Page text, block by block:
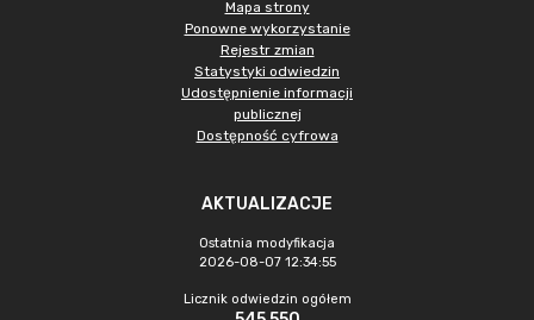
Mapa strony
Ponowne wykorzystanie
Rejestr zmian
Statystyki odwiedzin
Udostępnienie informacji
publicznej
Dostępność cyfrowa
AKTUALIZACJE
Ostatnia modyfikacja
2026-08-07 12:34:55
Licznik odwiedzin ogółem